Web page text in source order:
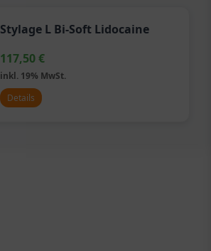
Stylage L Bi-Soft Lidocaine
117,50€
inkl. 19% MwSt.
Details